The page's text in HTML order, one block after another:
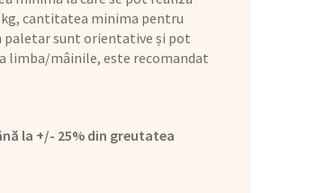
cantitatea minima pentru
paletar sunt orientative și pot
limba/mâinile, este recomandat
la +/- 25% din greutatea